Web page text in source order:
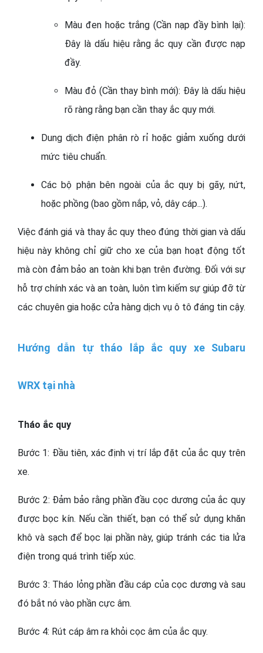
Màu đen hoặc trắng (Cần nạp đầy bình lại):
Đây là dấu hiệu rằng ắc quy cần được nạp
đầy.
Màu đỏ (Cần thay bình mới): Đây là dấu hiệu
rõ ràng rằng bạn cần thay ắc quy mới.
Dung dịch điện phân rò rỉ hoặc giảm xuống dưới
mức tiêu chuẩn.
Các bộ phận bên ngoài của ắc quy bị gãy, nứt,
hoặc phồng (bao gồm nắp, vỏ, dây cáp...).
Việc đánh giá và thay ắc quy theo đúng thời gian và dấu
hiệu này không chỉ giữ cho xe của bạn hoạt động tốt
mà còn đảm bảo an toàn khi bạn trên đường. Đối với sự
hỗ trợ chính xác và an toàn, luôn tìm kiếm sự giúp đỡ từ
các chuyên gia hoặc cửa hàng dịch vụ ô tô đáng tin cậy.
Hướng dẫn tự tháo lắp ắc quy xe Subaru
WRX tại nhà
Tháo ắc quy
Bước 1: Đầu tiên, xác định vị trí lắp đặt của ắc quy trên
xe.
Bước 2: Đảm bảo rằng phần đầu cọc dương của ắc quy
được bọc kín. Nếu cần thiết, bạn có thể sử dụng khăn
khô và sạch để bọc lại phần này, giúp tránh các tia lửa
điện trong quá trình tiếp xúc.
Bước 3: Tháo lỏng phần đầu cáp của cọc dương và sau
đó bắt nó vào phần cực âm.
Bước 4: Rút cáp âm ra khỏi cọc âm của ắc quy.